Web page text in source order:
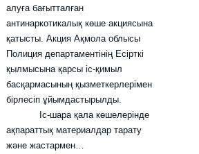
алуға бағытталған
антинаркотикалық көше акциясына
қатысты. Акция Ақмола облысы
Полиция департаментінің Есірткі
қылмысына қарсы іс-қимыл
басқармасының қызметкерлерімен
бірлесіп ұйымдастырылды.
Іс-шара қала көшелерінде
ақпараттық материалдар тарату
және жастармен…